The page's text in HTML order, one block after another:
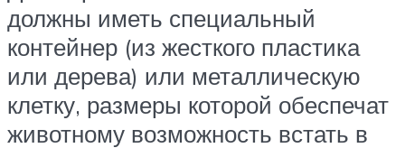
должны иметь специальный
контейнер (из жесткого пластика
или дерева) или металлическую
клетку, размеры которой обеспечат
животному возможность встать в